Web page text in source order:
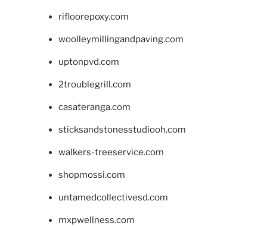
rifloorepoxy.com
woolleymillingandpaving.com
uptonpvd.com
2troublegrill.com
casateranga.com
sticksandstonesstudiooh.com
walkers-treeservice.com
shopmossi.com
untamedcollectivesd.com
mxpwellness.com